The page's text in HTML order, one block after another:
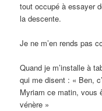
tout occupé à essayer
la descente.
Je ne m’en rends pas
Quand je m’installe à
qui me disent : « Ben,
Myriam ce matin, vous
vénère »